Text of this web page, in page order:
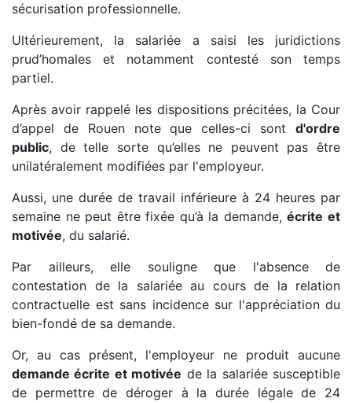
sécurisation professionnelle.
Ultérieurement, la salariée a saisi les juridictions
prud’homales et notamment contesté son temps
partiel.
Après avoir rappelé les dispositions précitées, la Cour
d’appel de Rouen note que celles-ci sont d'ordre
public, de telle sorte qu’elles ne peuvent pas être
unilatéralement modifiées par l'employeur.
Aussi, une durée de travail inférieure à 24 heures par
semaine ne peut être fixée qu’à la demande,écrite et
motivée, du salarié.
Par ailleurs, elle souligne que l'absence de
contestation de la salariée au cours de la relation
contractuelle est sans incidence sur l'appréciation du
bien-fondé de sa demande.
Or, au cas présent, l'employeur ne produit aucune
demande écrite et motivée de la salariée susceptible
de permettre de déroger à la durée légale de 24